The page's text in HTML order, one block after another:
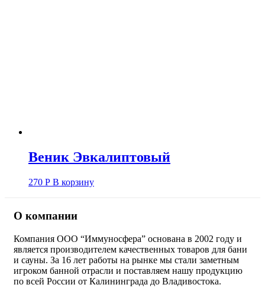
Веник Эвкалиптовый
270 Р В корзину
О компании
Компания ООО “Иммуносфера” основана в 2002 году и
является производителем качественных товаров для бани
и сауны. За 16 лет работы на рынке мы стали заметным
игроком банной отрасли и поставляем нашу продукцию
по всей России от Калининграда до Владивостока.